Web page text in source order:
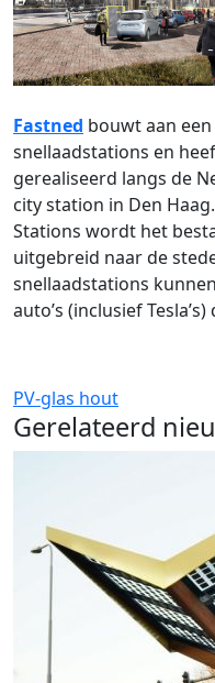
Fastned bouwt aan
snellaadstations en
gerealiseerd langs de
city station in Den
Stations wordt het
uitgebreid naar de
snellaadstations
auto’s (inclusief
PV-glas hout
Gerelateerd